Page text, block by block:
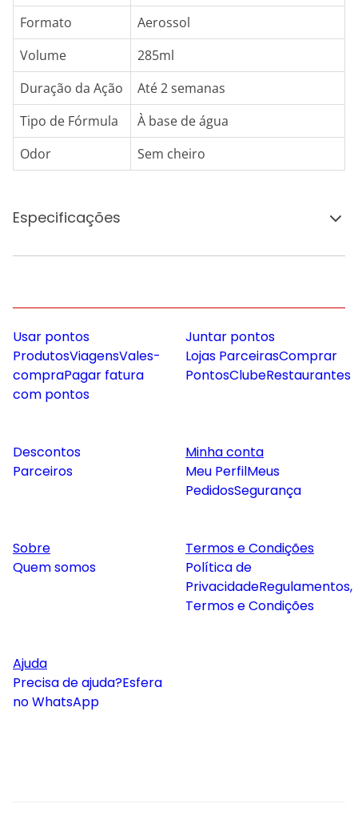
Formato
Aerossol
Volume
285ml
Duração da Ação
Até 2 semanas
Tipo de Fórmula
À base de água
Odor
Sem cheiro
Especificações
Usar pontos
ProdutosViagensVales-
compraPagar fatura
com pontos
Juntar pontos
Lojas ParceirasComprar
PontosClubeRestaurantes
Descontos
Parceiros
Minha conta
Meu PerfilMeus
PedidosSegurança
Sobre
Quem somos
Termos e Condições
Política de
PrivacidadeRegulamentos,
Termos e Condições
Ajuda
Precisa de ajuda?Esfera
no WhatsApp